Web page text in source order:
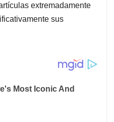
extremadamente
sus